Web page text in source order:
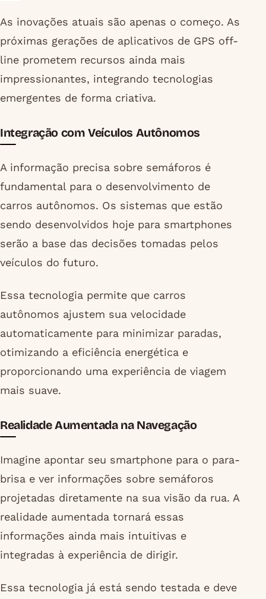
As inovações atuais são apenas o começo. As
próximas gerações de aplicativos de GPS off-
line prometem recursos ainda mais
impressionantes, integrando tecnologias
emergentes de forma criativa.
Integração com Veículos Autônomos
A informação precisa sobre semáforos é
fundamental para o desenvolvimento de
carros autônomos. Os sistemas que estão
sendo desenvolvidos hoje para smartphones
serão a base das decisões tomadas pelos
veículos do futuro.
Essa tecnologia permite que carros
autônomos ajustem sua velocidade
automaticamente para minimizar paradas,
otimizando a eficiência energética e
proporcionando uma experiência de viagem
mais suave.
Realidade Aumentada na Navegação
Imagine apontar seu smartphone para o para-
brisa e ver informações sobre semáforos
projetadas diretamente na sua visão da rua. A
realidade aumentada tornará essas
informações ainda mais intuitivas e
integradas à experiência de dirigir.
Essa tecnologia já está sendo testada e deve